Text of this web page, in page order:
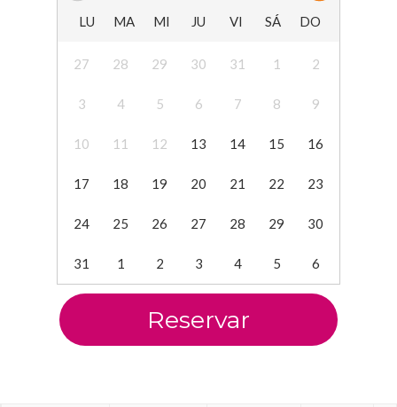
LU MA MI JU VI SÁ DO
27 28 29 30 31 1 2
3 4 5 6 7 8 9
10 11 12 13 14 15 16
17 18 19 20 21 22 23
24 25 26 27 28 29 30
31 1 2 3 4 5 6
Reservar